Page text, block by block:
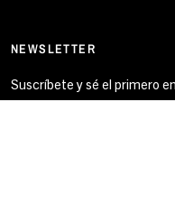
NEWSLETTER
Suscríbete y sé el primero
nuevos lanzamientos.